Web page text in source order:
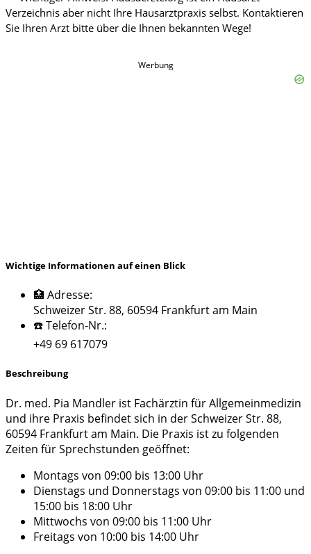
Werbung
Wichtige Informationen auf einen Blick
🏥 Adresse:
Schweizer Str. 88, 60594 Frankfurt am Main
☎️ Telefon-Nr.:
+49 69 617079
Beschreibung
Dr. med. Pia Mandler ist Fachärztin für Allgemeinmedizin
und ihre Praxis befindet sich in der Schweizer Str. 88,
60594 Frankfurt am Main. Die Praxis ist zu folgenden
Zeiten für Sprechstunden geöffnet:
Montags von 09:00 bis 13:00 Uhr
Dienstags und Donnerstags von 09:00 bis 11:00 und
15:00 bis 18:00 Uhr
Mittwochs von 09:00 bis 11:00 Uhr
Freitags von 10:00 bis 14:00 Uhr